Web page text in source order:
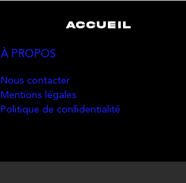
ACCUEIL
À PROPOS
Nous contacter
Mentions légales
Politique de confidentialité